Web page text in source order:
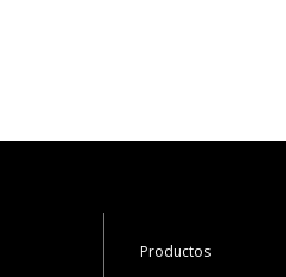
Productos